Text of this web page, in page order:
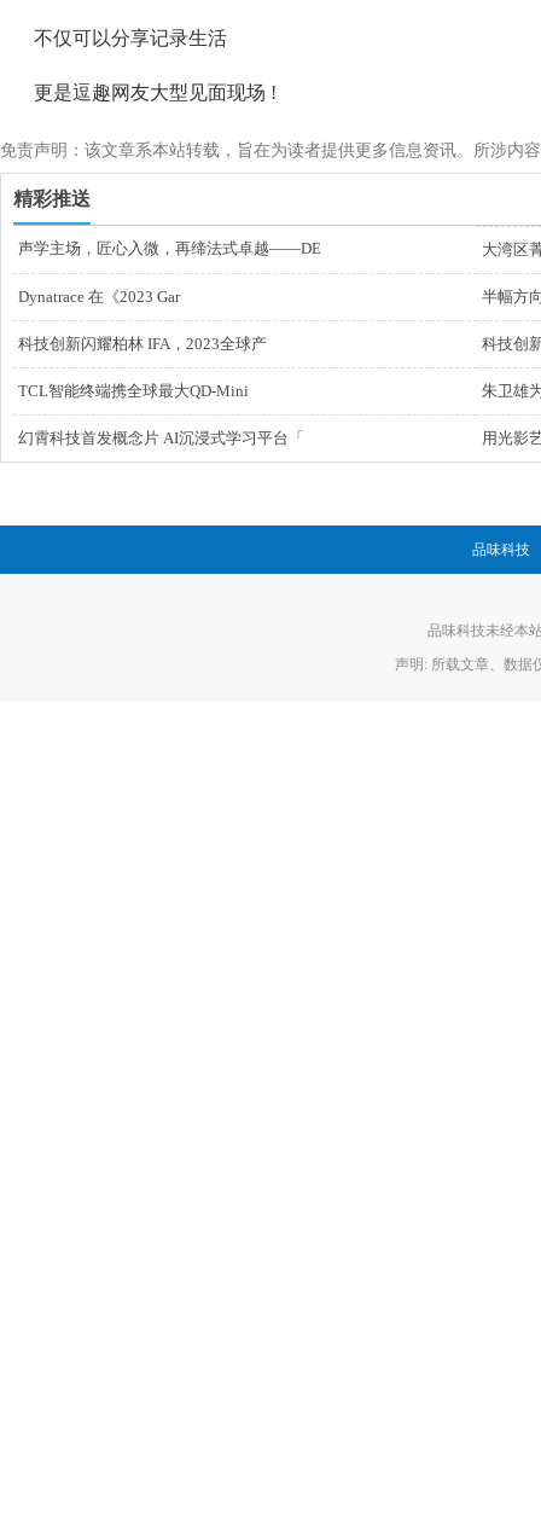
不仅可以分享记录生活
更是逗趣网友大型见面现场 !
免责声明：该文章系本站转载，旨在为读者提供更多信息资讯。所涉内
精彩推送
声学主场，匠心入微，再缔法式卓越——DE 大湾区
Dynatrace 在《2023 Gar 半幅方
科技创新闪耀柏林 IFA，2023全球产 科技创
TCL智能终端携全球最大QD-Mini 朱卫雄
幻霄科技首发概念片 AI沉浸式学习平台「 用光影
品味科技
品味科技未经本
声明: 所载文章、数据